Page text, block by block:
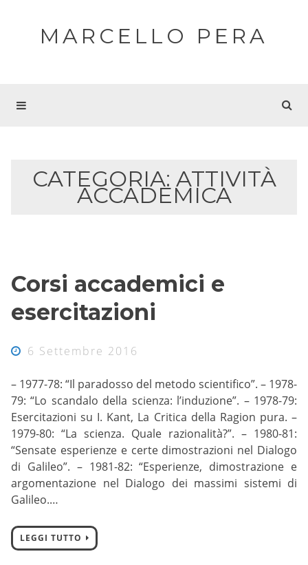
MARCELLO PERA
CATEGORIA: ATTIVITÀ
ACCADEMICA
Corsi accademici e
esercitazioni
6 Settembre 2016
– 1977-78: “Il paradosso del metodo scientifico”. – 1978-
79: “Lo scandalo della scienza: l’induzione”. – 1978-79:
Esercitazioni su I. Kant, La Critica della Ragion pura. –
1979-80: “La scienza. Quale razionalità?”. – 1980-81:
“Sensate esperienze e certe dimostrazioni nel Dialogo
di Galileo”. – 1981-82: “Esperienze, dimostrazione e
argomentazione nel Dialogo dei massimi sistemi di
Galileo.…
LEGGI TUTTO